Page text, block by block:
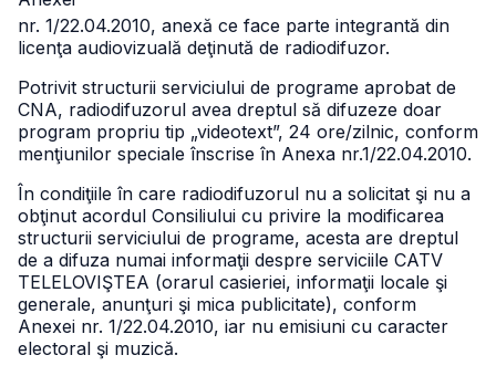
nr. 1/22.04.2010, anexă ce face parte integrantă din
licenţa audiovizuală deţinută de radiodifuzor.
Potrivit structurii serviciului de programe aprobat de
CNA, radiodifuzorul avea dreptul să difuzeze doar
program propriu tip „videotext”, 24 ore/zilnic, conform
menţiunilor speciale înscrise în Anexa nr.1/22.04.2010.
În condiţiile în care radiodifuzorul nu a solicitat şi nu a
obţinut acordul Consiliului cu privire la modificarea
structurii serviciului de programe, acesta are dreptul
de a difuza numai informaţii despre serviciile CATV
TELELOVIŞTEA (orarul casieriei, informaţii locale şi
generale, anunţuri şi mica publicitate), conform
Anexei nr. 1/22.04.2010, iar nu emisiuni cu caracter
electoral şi muzică.